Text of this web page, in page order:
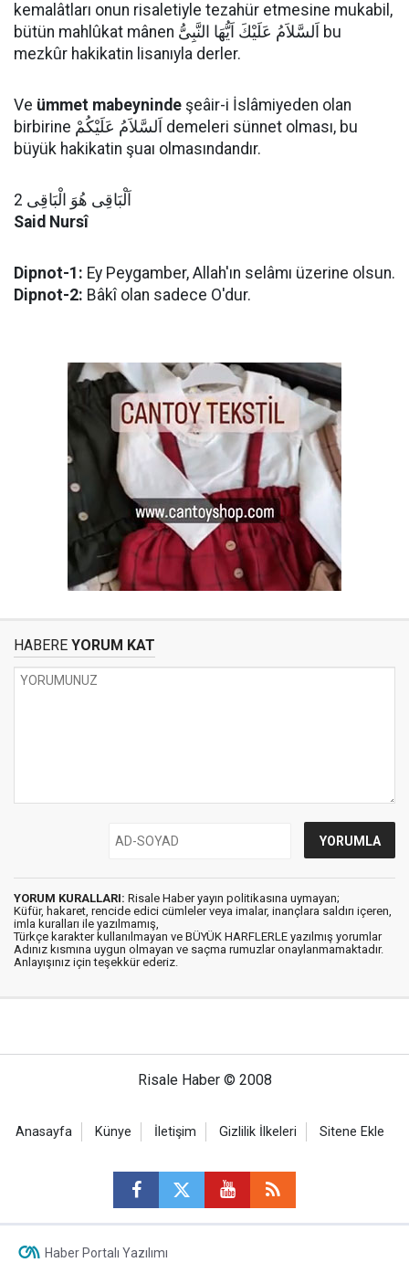
kemalâtları onun risaletiyle tezahür etmesine mukabil,
bütün mahlûkat mânen اَلسَّلاَمُ عَلَيْكَ اَيُّهَا النَّبِىُّ bu
mezkûr hakikatin lisanıyla derler.
Ve ümmet mabeyninde şeâir-i İslâmiyeden olan
birbirine اَلسَّلاَمُ عَلَيْكُمْ demeleri sünnet olması, bu
büyük hakikatin şuaı olmasındandır.
اَلْبَاقِى هُوَ الْبَاقِى 2
Said Nursî
Dipnot-1: Ey Peygamber, Allah'ın selâmı üzerine olsun.
Dipnot-2: Bâkî olan sadece O'dur.
HABERE YORUM KAT
YORUM KURALLARI: Risale Haber yayın politikasına uymayan;
Küfür, hakaret, rencide edici cümleler veya imalar, inançlara saldırı içeren,
imla kuralları ile yazılmamış,
Türkçe karakter kullanılmayan ve BÜYÜK HARFLERLE yazılmış yorumlar
Adınız kısmına uygun olmayan ve saçma rumuzlar onaylanmamaktadır.
Anlayışınız için teşekkür ederiz.
Risale Haber © 2008
Anasayfa Künye İletişim Gizlilik İlkeleri Sitene Ekle
Haber Portalı Yazılımı